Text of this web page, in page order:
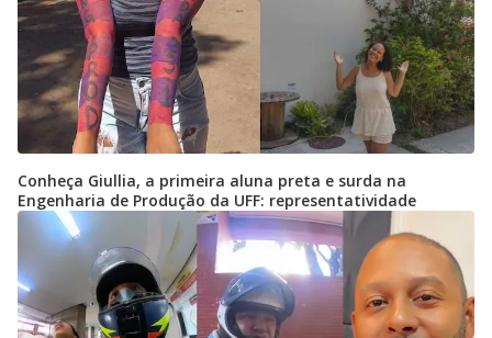
Conheça Giullia, a primeira aluna preta e surda na
Engenharia de Produção da UFF: representatividade